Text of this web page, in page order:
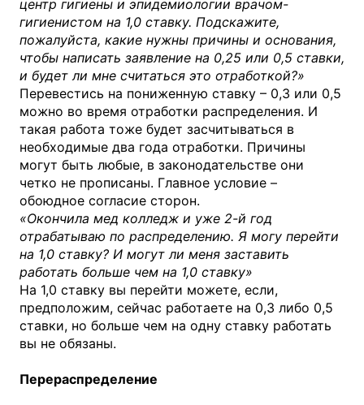
центр гигиены и эпидемиологии врачом-
гигиенистом на 1,0 ставку. Подскажите,
пожалуйста, какие нужны причины и основания,
чтобы написать заявление на 0,25 или 0,5 ставки,
и будет ли мне считаться это отработкой?»
Перевестись на пониженную ставку – 0,3 или 0,5
можно во время отработки распределения. И
такая работа тоже будет засчитываться в
необходимые два года отработки. Причины
могут быть любые, в законодательстве они
четко не прописаны. Главное условие –
обоюдное согласие сторон.
«Окончила мед колледж и уже 2-й год
отрабатываю по распределению. Я могу перейти
на 1,0 ставку? И могут ли меня заставить
работать больше чем на 1,0 ставку»
На 1,0 ставку вы перейти можете, если,
предположим, сейчас работаете на 0,3 либо 0,5
ставки, но больше чем на одну ставку работать
вы не обязаны.
Перераспределение